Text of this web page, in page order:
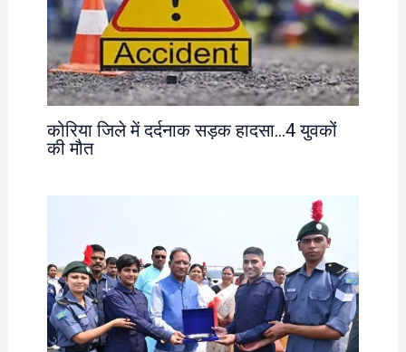
कोरिया जिले में दर्दनाक सड़क हादसा…4 युवकों
की मौत